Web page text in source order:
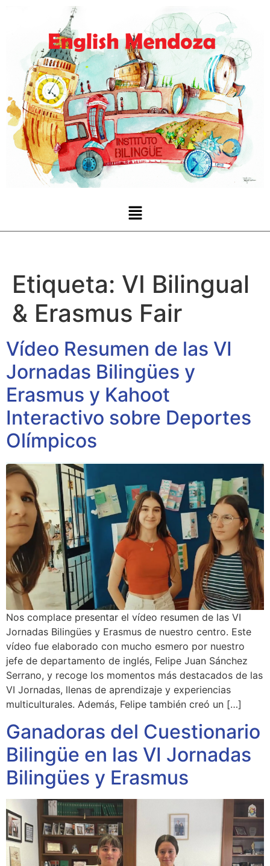
Etiqueta: VI Bilingual
& Erasmus Fair
Vídeo Resumen de las VI
Jornadas Bilingües y
Erasmus y Kahoot
Interactivo sobre Deportes
Olímpicos
Nos complace presentar el vídeo resumen de las VI
Jornadas Bilingües y Erasmus de nuestro centro. Este
vídeo fue elaborado con mucho esmero por nuestro
jefe de departamento de inglés, Felipe Juan Sánchez
Serrano, y recoge los momentos más destacados de las
VI Jornadas, llenas de aprendizaje y experiencias
multiculturales. Además, Felipe también creó un […]
Ganadoras del Cuestionario
Bilingüe en las VI Jornadas
Bilingües y Erasmus